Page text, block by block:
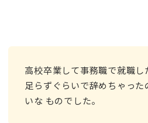
高校卒業して事務職で就職し
足らずぐらいで辞めちゃっ
いな ものでした。